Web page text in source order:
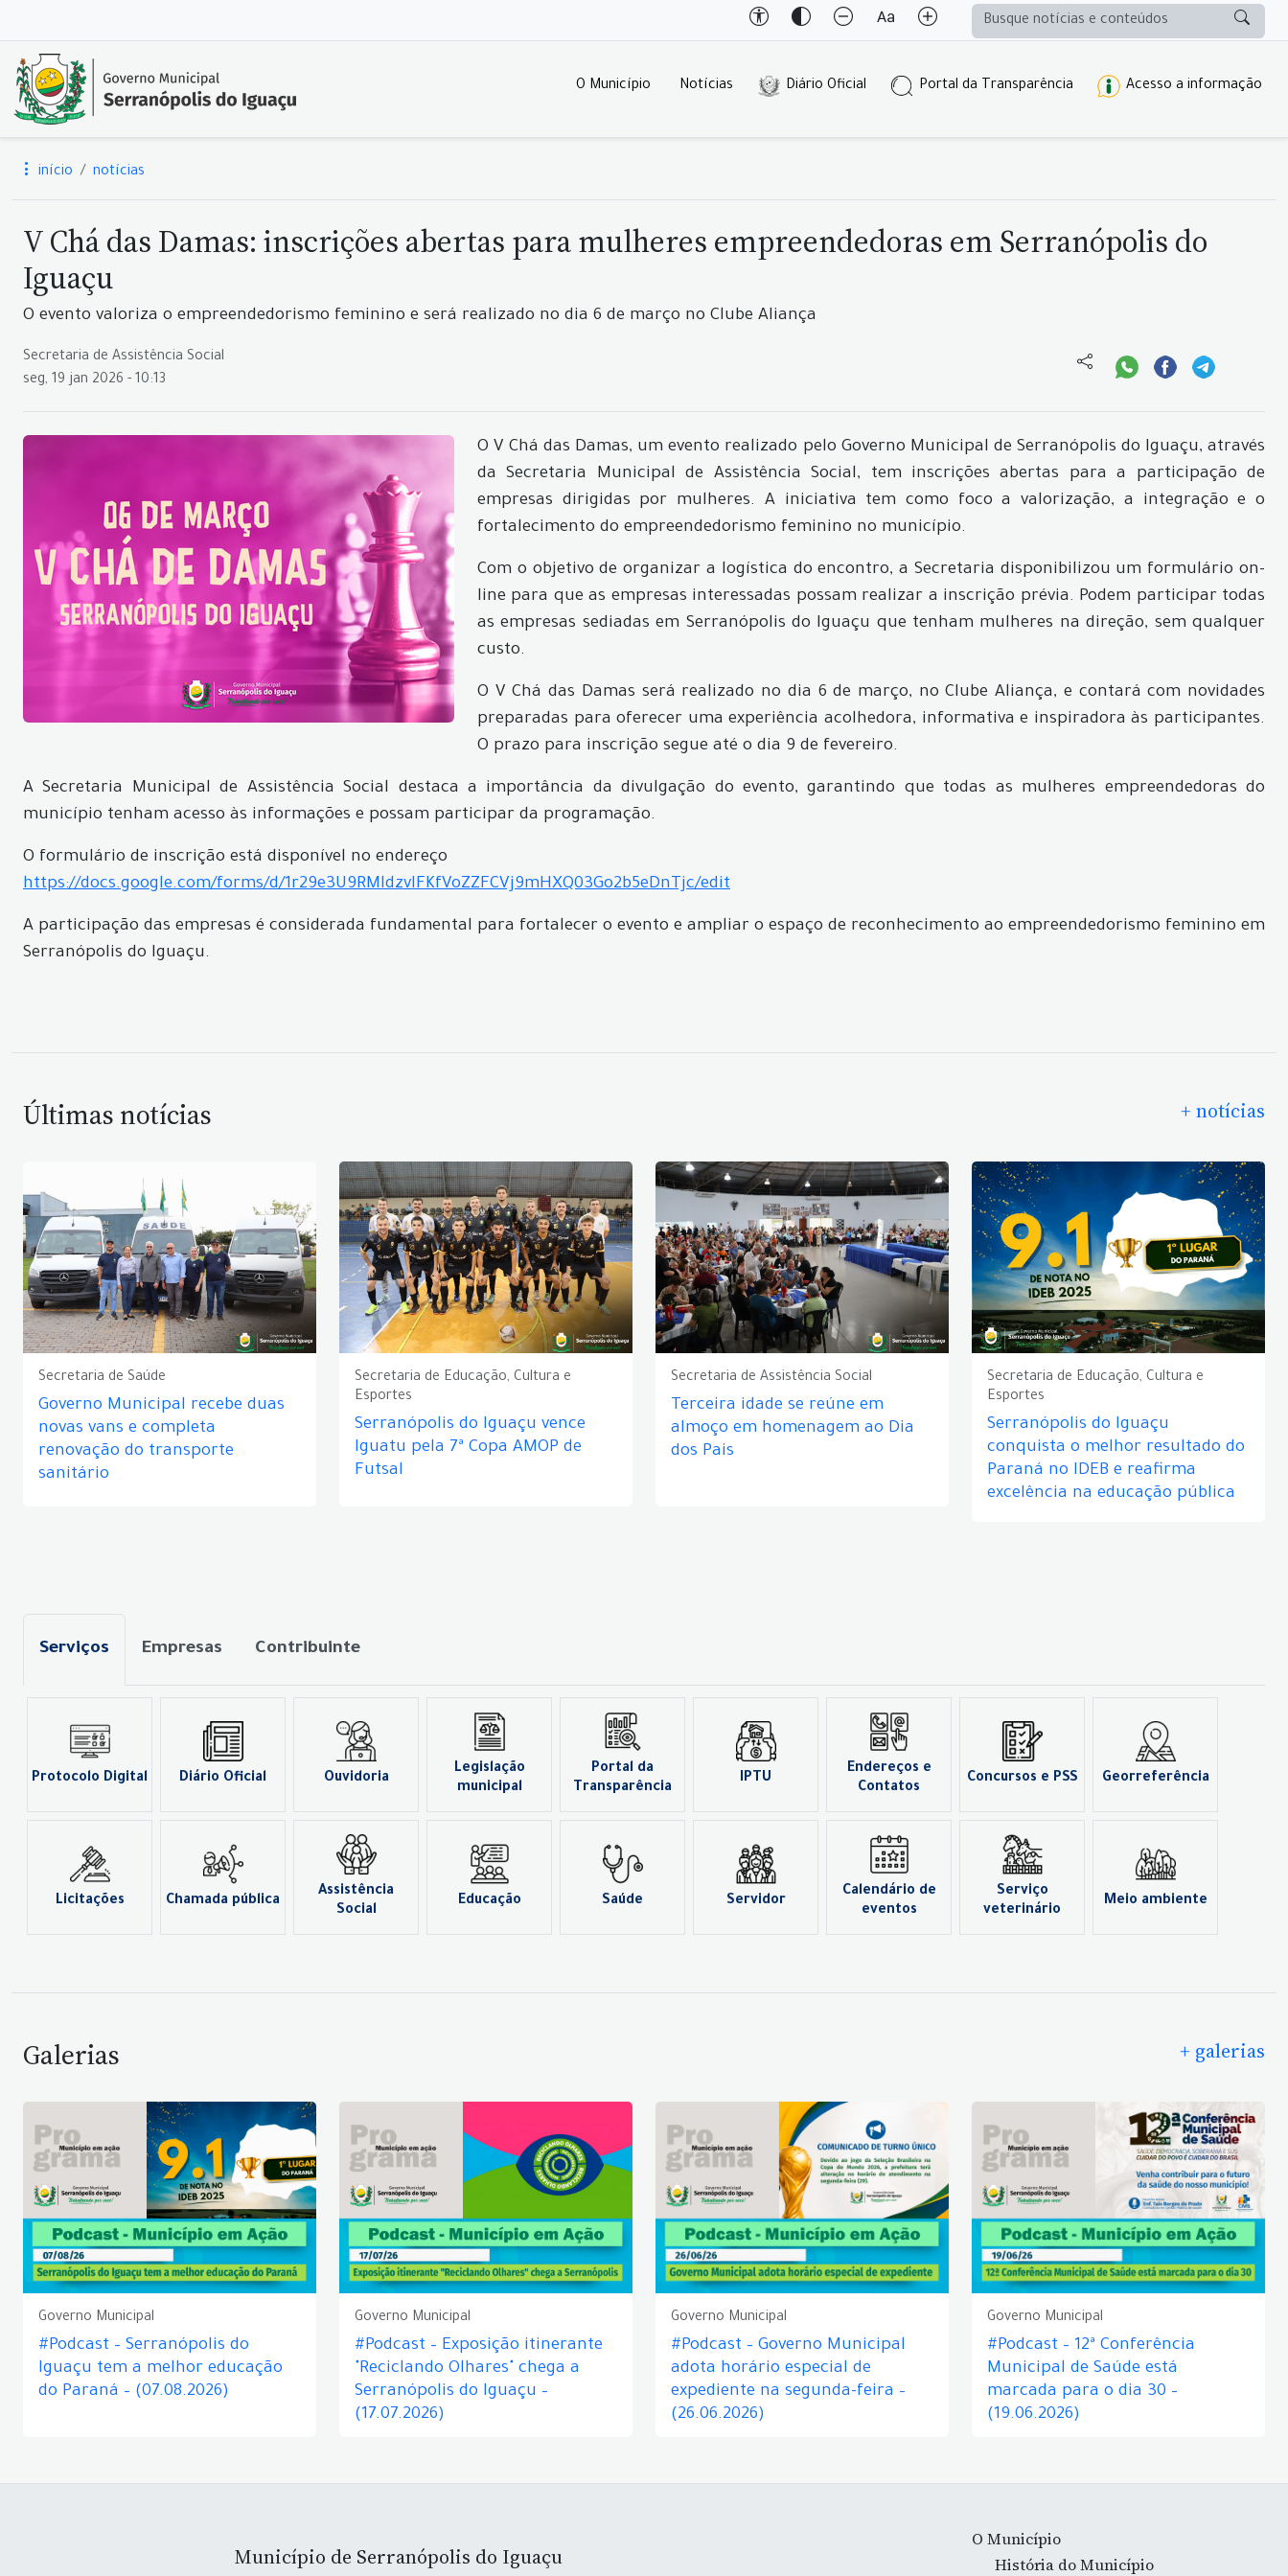
O Município Notícias Diário Oficial Portal da Transparência Acesso a informação
início notícias
V Chá das Damas: inscrições abertas para mulheres empreendedoras em Serranópolis do
Iguaçu
O evento valoriza o empreendedorismo feminino e será realizado no dia 6 de março no Clube Aliança
Secretaria de Assistência Social
seg, 19 jan 2026 - 10:13
O V Chá das Damas, um evento realizado pelo Governo Municipal de Serranópolis do Iguaçu, através
da Secretaria Municipal de Assistência Social, tem inscrições abertas para a participação de
empresas dirigidas por mulheres. A iniciativa tem como foco a valorização, a integração e o
fortalecimento do empreendedorismo feminino no município.
Com o objetivo de organizar a logística do encontro, a Secretaria disponibilizou um formulário on-
line para que as empresas interessadas possam realizar a inscrição prévia. Podem participar todas
as empresas sediadas em Serranópolis do Iguaçu que tenham mulheres na direção, sem qualquer
custo.
O V Chá das Damas será realizado no dia 6 de março, no Clube Aliança, e contará com novidades
preparadas para oferecer uma experiência acolhedora, informativa e inspiradora às participantes.
O prazo para inscrição segue até o dia 9 de fevereiro.
A Secretaria Municipal de Assistência Social destaca a importância da divulgação do evento, garantindo que todas as mulheres empreendedoras do
município tenham acesso às informações e possam participar da programação.
O formulário de inscrição está disponível no endereço
https://docs.google.com/forms/d/1r29e3U9RMldzvIFKfVoZZFCVj9mHXQ03Go2b5eDnTjc/edit
A participação das empresas é considerada fundamental para fortalecer o evento e ampliar o espaço de reconhecimento ao empreendedorismo feminino em
Serranópolis do Iguaçu.
Últimas notícias + notícias
Secretaria de Saúde
Governo Municipal recebe duas
novas vans e completa
renovação do transporte
sanitário
Secretaria de Educação, Cultura e
Esportes
Serranópolis do Iguaçu vence
Iguatu pela 7ª Copa AMOP de
Futsal
Secretaria de Assistência Social
Terceira idade se reúne em
almoço em homenagem ao Dia
dos Pais
Secretaria de Educação, Cultura e
Esportes
Serranópolis do Iguaçu
conquista o melhor resultado do
Paraná no IDEB e reafirma
excelência na educação pública
Serviços Empresas Contribuinte
Protocolo Digital Diário Oficial Ouvidoria
Legislação
municipal
Portal da
Transparência
IPTU
Endereços e
Contatos
Concursos e PSS Georreferência
Licitações Chamada pública
Assistência
Social
Educação Saúde Servidor
Calendário de
eventos
Serviço
veterinário
Meio ambiente
Galerias + galerias
Governo Municipal
#Podcast – Serranópolis do
Iguaçu tem a melhor educação
do Paraná – (07.08.2026)
Governo Municipal
#Podcast – Exposição itinerante
"Reciclando Olhares" chega a
Serranópolis do Iguaçu –
(17.07.2026)
Governo Municipal
#Podcast – Governo Municipal
adota horário especial de
expediente na segunda-feira –
(26.06.2026)
Governo Municipal
#Podcast – 12ª Conferência
Municipal de Saúde está
marcada para o dia 30 –
(19.06.2026)
Município de Serranópolis do Iguaçu
O Município
História do Município